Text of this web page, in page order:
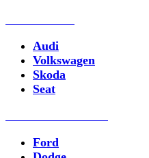
Audi
Volkswagen
Skoda
Seat
Ford